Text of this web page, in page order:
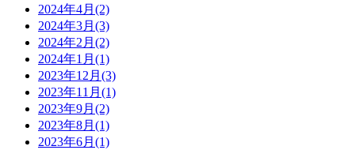
2024年4月 (2)
2024年3月 (3)
2024年2月 (2)
2024年1月 (1)
2023年12月 (3)
2023年11月 (1)
2023年9月 (2)
2023年8月 (1)
2023年6月 (1)